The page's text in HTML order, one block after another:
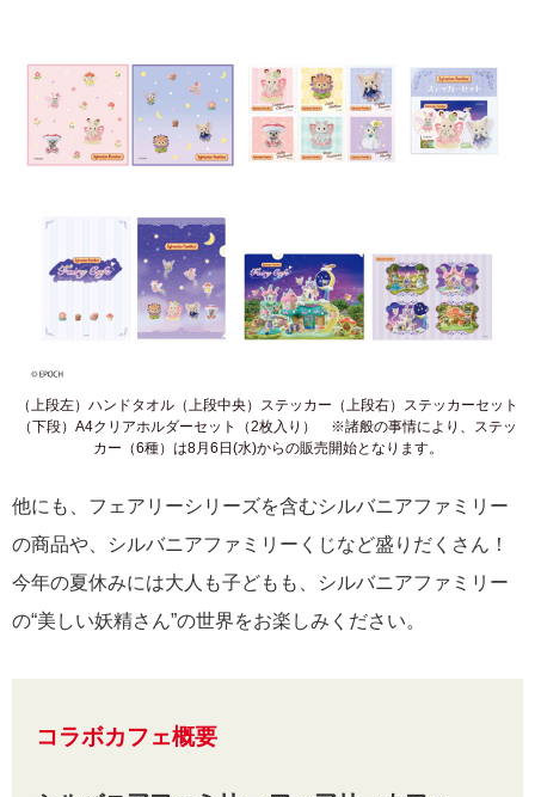
（上段左）ハンドタオル（上段中央）ステッカー（上段右）ステッカーセット
（下段）A4クリアホルダーセット（2枚入り） ※諸般の事情により、ステッ
カー（6種）は8月6日(水)からの販売開始となります。
他にも、フェアリーシリーズを含むシルバニアファミリー
の商品や、シルバニアファミリーくじなど盛りだくさん！
今年の夏休みには大人も子どもも、シルバニアファミリー
の“美しい妖精さん”の世界をお楽しみください。
コラボカフェ概要